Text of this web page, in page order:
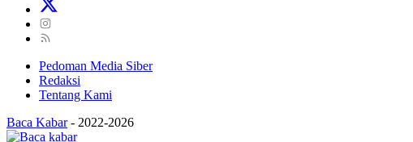
Pedoman Media Siber
Redaksi
Tentang Kami
Baca Kabar - 2022-2026